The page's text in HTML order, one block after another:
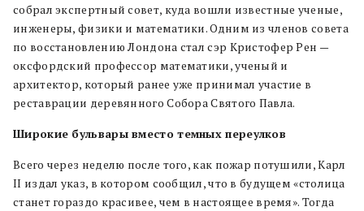
собрал экспертный совет, куда вошли известные ученые,
инженеры, физики и математики. Одним из членов совета
по восстановлению Лондона стал сэр Кристофер Рен —
оксфордский профессор математики, ученый и
архитектор, который ранее уже принимал участие в
реставрации деревянного Собора Святого Павла.
Широкие бульвары вместо темных переулков
Всего через неделю после того, как пожар потушили, Карл
II издал указ, в котором сообщил, что в будущем «столица
станет гораздо красивее, чем в настоящее время». Тогда